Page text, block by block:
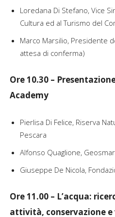
Loredana Di Stefano, Vice
Cultura ed al Turismo del
Marco Marsilio, Presidente
attesa di conferma)
Ore 10.30 –
Academy
Pierlisa Di Felice, Riserva
Pescara
Alfonso Quaglione,
Giuseppe De Nicola,
Ore 11.00 – L’acqua:
attività, conservazione